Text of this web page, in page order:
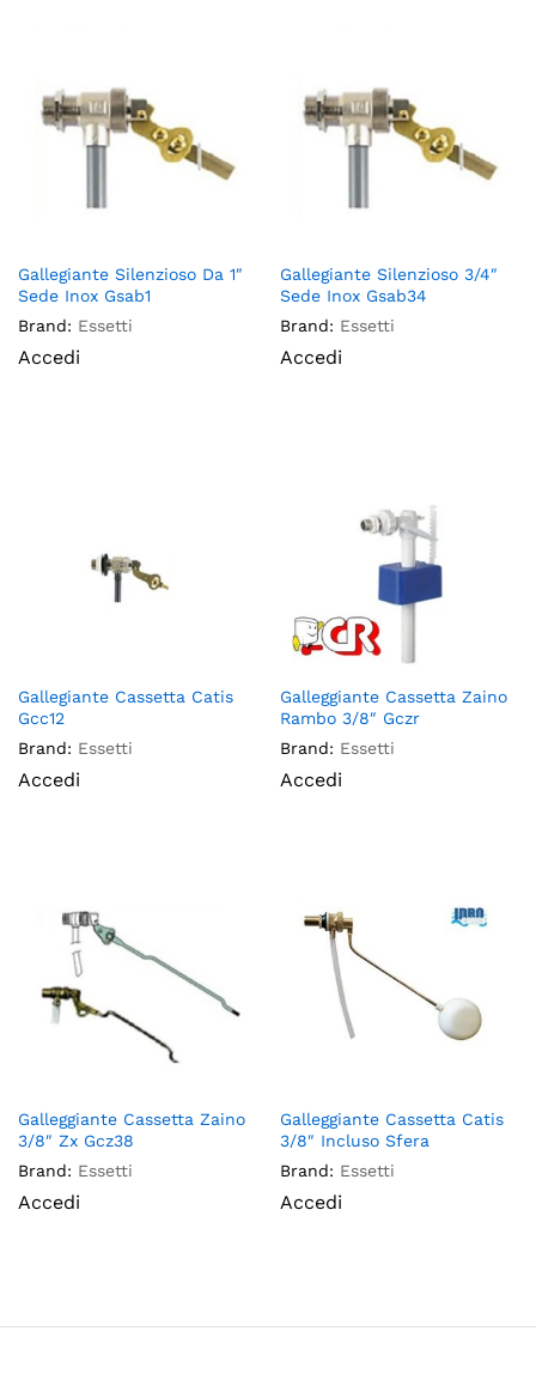
Gallegiante Silenzioso Da 1″
Sede Inox Gsab1
Brand: Essetti
Accedi
Gallegiante Silenzioso 3/4″
Sede Inox Gsab34
Brand: Essetti
Accedi
Gallegiante Cassetta Catis
Gcc12
Brand: Essetti
Accedi
Galleggiante Cassetta Zaino
Rambo 3/8″ Gczr
Brand: Essetti
Accedi
Galleggiante Cassetta Zaino
3/8″ Zx Gcz38
Brand: Essetti
Accedi
Galleggiante Cassetta Catis
3/8″ Incluso Sfera
Brand: Essetti
Accedi